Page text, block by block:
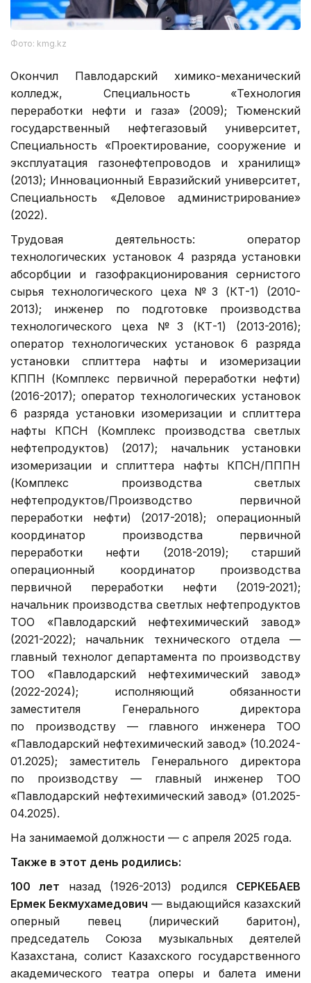
Фото: kmg.kz
Окончил Павлодарский химико-механический
колледж, Специальность «Технология
переработки нефти и газа» (2009); Тюменский
государственный нефтегазовый университет,
Специальность «Проектирование, сооружение и
эксплуатация газонефтепроводов и хранилищ»
(2013); Инновационный Евразийский университет,
Специальность «Деловое администрирование»
(2022).
Трудовая деятельность: оператор
технологических установок 4 разряда установки
абсорбции и газофракционирования сернистого
сырья технологического цеха № 3 (КТ-1) (2010-
2013); инженер по подготовке производства
технологического цеха № 3 (КТ-1) (2013-2016);
оператор технологических установок 6 разряда
установки сплиттера нафты и изомеризации
КППН (Комплекс первичной переработки нефти)
(2016-2017); оператор технологических установок
6 разряда установки изомеризации и сплиттера
нафты КПСН (Комплекс производства светлых
нефтепродуктов) (2017); начальник установки
изомеризации и сплиттера нафты КПСН/ПППН
(Комплекс производства светлых
нефтепродуктов/Производство первичной
переработки нефти) (2017-2018); операционный
координатор производства первичной
переработки нефти (2018-2019); старший
операционный координатор производства
первичной переработки нефти (2019-2021);
начальник производства светлых нефтепродуктов
ТОО «Павлодарский нефтехимический завод»
(2021-2022); начальник технического отдела —
главный технолог департамента по производству
ТОО «Павлодарский нефтехимический завод»
(2022-2024); исполняющий обязанности
заместителя Генерального директора
по производству — главного инженера ТОО
«Павлодарский нефтехимический завод» (10.2024-
01.2025); заместитель Генерального директора
по производству — главный инженер ТОО
«Павлодарский нефтехимический завод» (01.2025-
04.2025).
На занимаемой должности — с апреля 2025 года.
Также в этот день родились:
100 лет назад (1926-2013) родился СЕРКЕБАЕВ
Ермек Бекмухамедович — выдающийся казахский
оперный певец (лирический баритон),
председатель Союза музыкальных деятелей
Казахстана, солист Казахского государственного
академического театра оперы и балета имени